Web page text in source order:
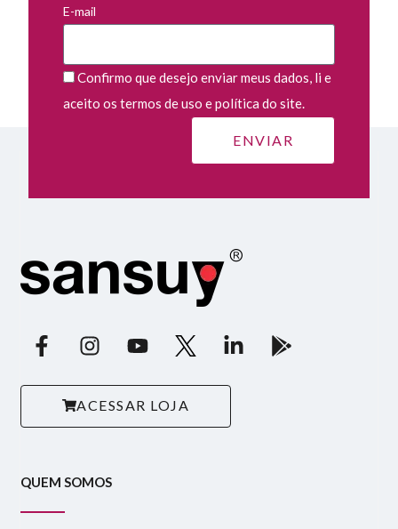
E-mail
Confirmo que desejo enviar meus dados, li e
aceito os termos de uso e política do site.
ACESSAR LOJA
QUEM SOMOS